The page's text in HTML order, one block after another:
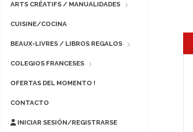
ARTS CRÉATIFS / MANUALIDADES
CUISINE/COCINA
BEAUX-LIVRES / LIBROS REGALOS
COLEGIOS FRANCESES
OFERTAS DEL MOMENTO !
CONTACTO
INICIAR SESIÓN/REGISTRARSE